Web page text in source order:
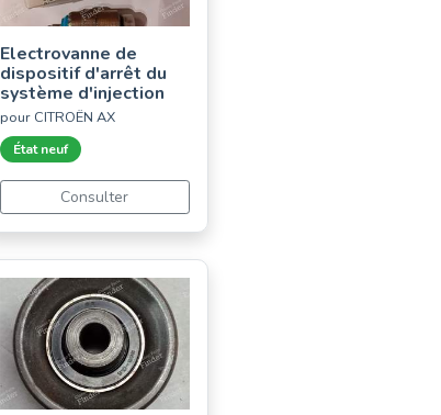
Electrovanne de
dispositif d'arrêt du
système d'injection
pour CITROËN AX
État neuf
Consulter